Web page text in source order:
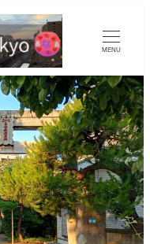
MENU